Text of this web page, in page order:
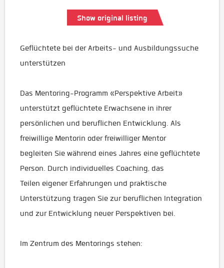
Show original listing
Geflüchtete bei der Arbeits- und Ausbildungssuche
unterstützen
Das Mentoring-Programm «Perspektive Arbeit»
unterstützt geflüchtete Erwachsene in ihrer
persönlichen und beruflichen Entwicklung. Als
freiwillige Mentorin oder freiwilliger Mentor
begleiten Sie während eines Jahres eine geflüchtete
Person. Durch individuelles Coaching, das
Teilen eigener Erfahrungen und praktische
Unterstützung tragen Sie zur beruflichen Integration
und zur Entwicklung neuer Perspektiven bei.
Im Zentrum des Mentorings stehen: